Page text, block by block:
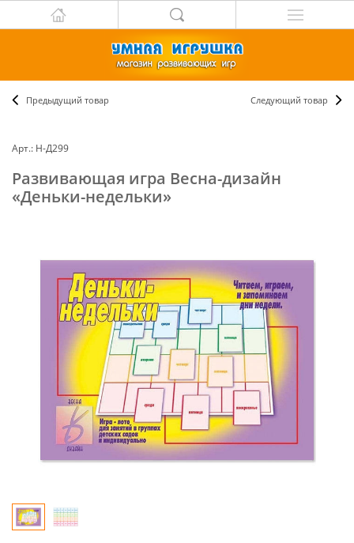
Предыдущий товар Следующий товар
Арт.: Н-Д299
Развивающая игра Весна-дизайн
«Деньки-недельки»